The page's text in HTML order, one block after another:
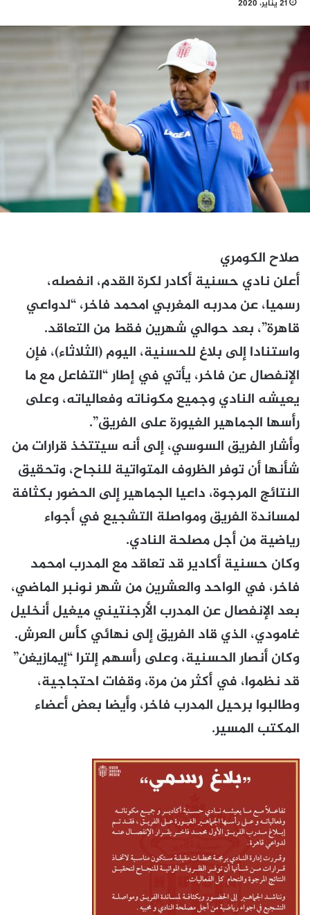
21 يناير، 2020
صلاح الكومري
أعلن نادي حسنية أكادر لكرة القدم، انفصله،
رسميا، عن مدربه المغربي امحمد فاخر، “لدواعي
قاهرة”، بعد حوالي شهرين فقط من التعاقد.
واستنادا إلى بلاغ للحسنية، اليوم (الثلاثاء)، فإن
الإنفصال عن فاخر، يأتي في إطار “التفاعل مع ما
يعيشه النادي وجميع مكوناته وفعالياته، وعلى
رأسها الجماهير الغيورة على الفريق”.
وأشار الفريق السوسي، إلى أنه سيتتخذ قرارات من
شأنها أن توفر الظروف المتواتية للنجاح، وتحقيق
النتائج المرجوة، داعيا الجماهير إلى الحضور بكثافة
لمساندة الفريق ومواصلة التشجيع في أجواء
رياضية من أجل مصلحة النادي.
وكان حسنية أكادير قد تعاقد مع المدرب امحمد
فاخر، في الواحد والعشرين من شهر نونبر الماضي،
بعد الإنفصال عن المدرب الأرجنتيني ميغيل أنخليل
غامودي، الذي قاد الفريق إلى نهائي كأس العرش.
وكان أنصار الحسنية، وعلى رأسهم إلترا “إيمازيغن”
قد نظموا، في أكثر من مرة، وقفات احتجاجية،
وطالبوا برحيل المدرب فاخر، وأيضا بعض أعضاء
المكتب المسير.